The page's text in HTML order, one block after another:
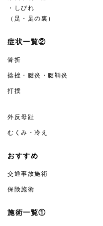
・しびれ
（足・足の裏）
症状一覧②
骨折
捻挫・腱炎・腱鞘炎
打撲
外反母趾
むくみ・冷え
おすすめ
交通事故施術
保険施術
施術一覧①